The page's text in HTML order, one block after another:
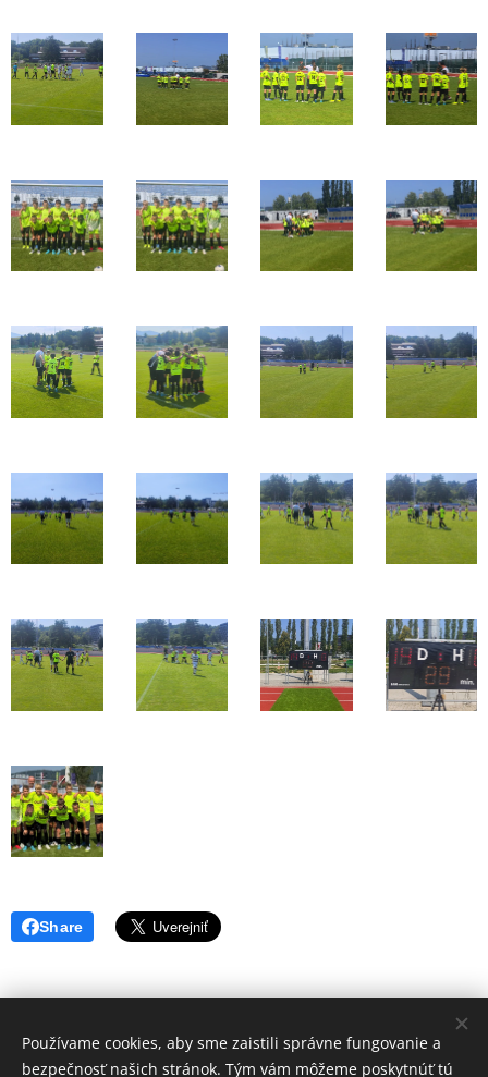
Share
Volajte.:+421 917 784 130
Používame cookies, aby sme zaistili správne fungovanie a
bezpečnosť našich stránok. Tým vám môžeme poskytnúť tú